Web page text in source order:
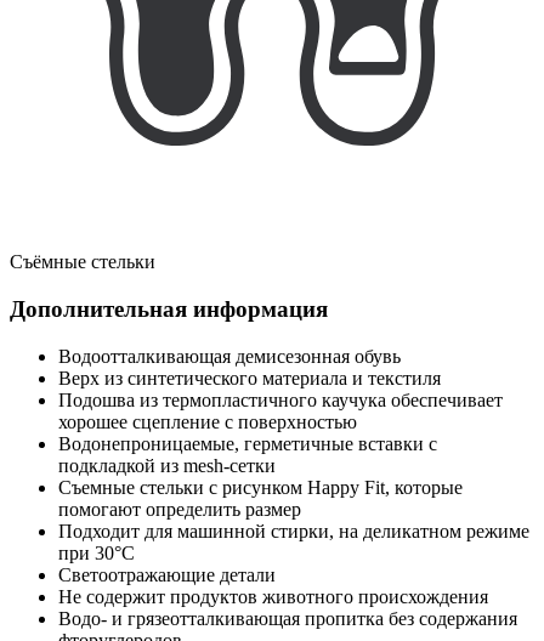
Съёмные стельки
Дополнительная информация
Водоотталкивающая демисезонная обувь
Верх из синтетического материала и текстиля
Подошва из термопластичного каучука обеспечивает
хорошее сцепление с поверхностью
Водонепроницаемые, герметичные вставки с
подкладкой из mesh-сетки
Съемные стельки с рисунком Happy Fit, которые
помогают определить размер
Подходит для машинной стирки, на деликатном режиме
при 30°C
Светоотражающие детали
Не содержит продуктов животного происхождения
Водо- и грязеотталкивающая пропитка без содержания